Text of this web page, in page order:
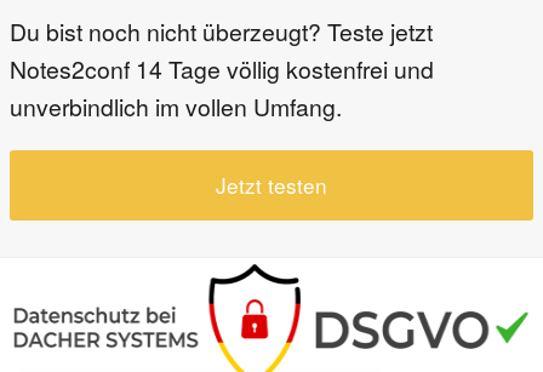
Du bist noch nicht überzeugt? Teste jetzt
Notes2conf 14 Tage völlig kostenfrei und
unverbindlich im vollen Umfang.
Jetzt testen